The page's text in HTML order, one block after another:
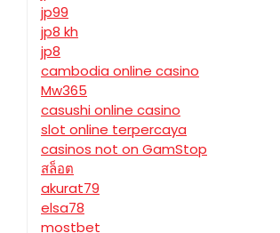
jp99
jp8 kh
jp8
cambodia online casino
Mw365
casushi online casino
slot online terpercaya
casinos not on GamStop
สล็อต
akurat79
elsa78
mostbet